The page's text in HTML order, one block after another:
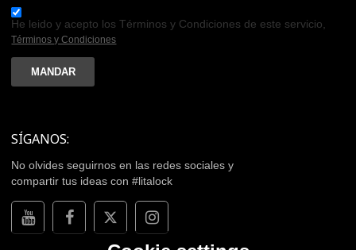
He leido y acepto los Términos y Condiciones de este servicio,
Términos y Condiciones
MANDAR
SÍGANOS:
No olvides seguirnos en las redes sociales y
compartir tus ideas con #litalock